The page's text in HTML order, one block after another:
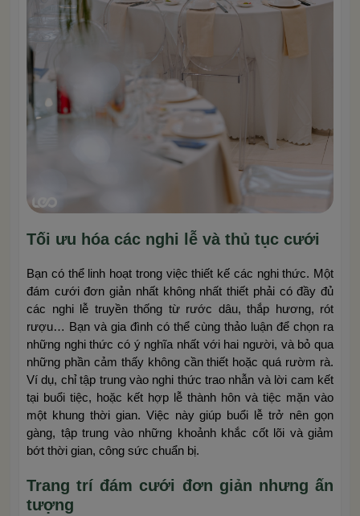
Tối ưu hóa các nghi lễ và thủ tục cưới
Bạn có thể linh hoạt trong việc thiết kế các nghi thức. Một
đám cưới đơn giản nhất không nhất thiết phải có đầy đủ
các nghi lễ truyền thống từ rước dâu, thắp hương, rót
rượu… Bạn và gia đình có thể cùng thảo luận để chọn ra
những nghi thức có ý nghĩa nhất với hai người, và bỏ qua
những phần cảm thấy không cần thiết hoặc quá rườm rà.
Ví dụ, chỉ tập trung vào nghi thức trao nhẫn và lời cam kết
tại buổi tiệc, hoặc kết hợp lễ thành hôn và tiệc mặn vào
một khung thời gian. Việc này giúp buổi lễ trở nên gọn
gàng, tập trung vào những khoảnh khắc cốt lõi và giảm
bớt thời gian, công sức chuẩn bị.
Trang trí đám cưới đơn giản nhưng ấn
tượng